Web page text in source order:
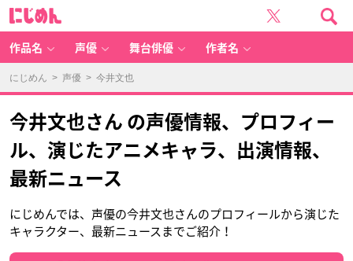
作品名 声優 舞台俳優 作者名
にじめん > 声優 > 今井文也
今井文也さん の声優情報、プロフィー
ル、演じたアニメキャラ、出演情報、
最新ニュース
にじめんでは、声優の今井文也さんのプロフィールから演じた
キャラクター、最新ニュースまでご紹介！